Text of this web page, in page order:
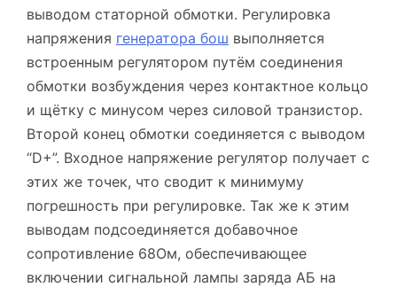
выводом статорной обмотки. Регулировка
напряжения генератора бош выполняется
встроенным регулятором путём соединения
обмотки возбуждения через контактное кольцо
и щётку с минусом через силовой транзистор.
Второй конец обмотки соединяется с выводом
“D+”. Входное напряжение регулятор получает с
этих же точек, что сводит к минимуму
погрешность при регулировке. Так же к этим
выводам подсоединяется добавочное
сопротивление 68Ом, обеспечивающее
включении сигнальной лампы заряда АБ на